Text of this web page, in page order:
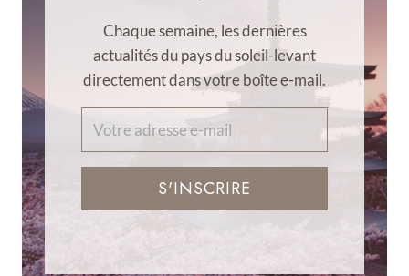
Chaque semaine, les dernières
actualités du pays du soleil-levant
directement dans votre boîte e-mail.
S'INSCRIRE